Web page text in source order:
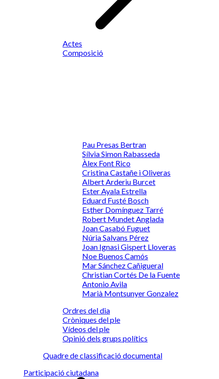
Actes
Composició
Pau Presas Bertran
Sílvia Simon Rabasseda
Àlex Font Rico
Cristina Castañe i Oliveras
Albert Arderiu Burcet
Ester Ayala Estrella
Eduard Fusté Bosch
Esther Domínguez Tarré
Robert Mundet Anglada
Joan Casabó Fuguet
Núria Salvans Pérez
Joan Ignasi Gispert Lloveras
Noe Buenos Camós
Mar Sánchez Cañigueral
Christian Cortés De la Fuente
Antonio Avila
Marià Montsunyer Gonzalez
Ordres del dia
Cròniques del ple
Vídeos del ple
Opinió dels grups polítics
Quadre de classificació documental
Participació ciutadana